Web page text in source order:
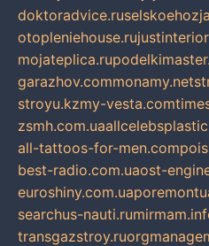
doktoradvice.ru
otopleniehouse.ru
mojateplica.ru
garazhov.commonamy.net
stroyu.kzmy-vesta.com
zsmh.com.ua
all-tattoos-for-men.com
best-radio.com.uaost-
euroshiny.com.ua
searchus-nauti.ru
transgazstroy.ru